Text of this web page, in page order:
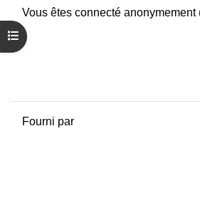
Ouvrir l’index du cours
Vous êtes connecté anonymement
Résumé de conservation de
Politiques
Fourni par